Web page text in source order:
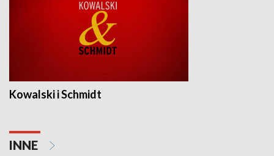
Kowalski i Schmidt
INNE